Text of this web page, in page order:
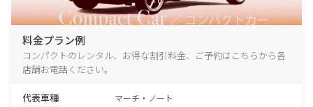
料金プラン例
コンパクトのレンタル、お得な割引料金、ご予約はこちらから各
店舗お電話ください。
代表車種 マーチ・ノート